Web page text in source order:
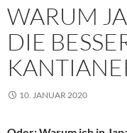
WARUM
DIE
10. JANUAR 2020